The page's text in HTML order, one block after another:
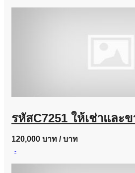
120,000 บาท / บาท
-